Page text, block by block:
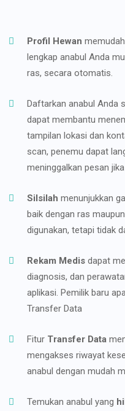
Profil Hewan
lengkap anabul Anda
ras, secara otomatis.
Daftarkan anabul Anda
dapat membantu
tampilan lokasi dan
scan, penemu dapat
meninggalkan pesan
Silsilah menunjukkan
baik dengan ras
digunakan, tetapi tidak
Rekam Medis dapat
diagnosis, dan
aplikasi. Pemilik baru
Transfer Data
Fitur Transfer Data
mengakses riwayat
anabul dengan mudah
Temukan anabul yang